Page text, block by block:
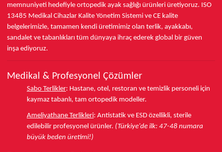
memnuniyeti hedefiyle ortopedik ayak sağlığı ürünleri üretiyoruz. ISO
13485 Medikal Cihazlar Kalite Yönetim Sistemi ve CE kalite
belgelerimizle, tamamen kendi üretimimiz olan terlik, ayakkabı,
sandalet ve tabanlıkları tüm dünyaya ihraç ederek global bir güven
inşa ediyoruz.
Medikal & Profesyonel Çözümler
Sabo Terlikler: Hastane, otel, restoran ve temizlik personeli için
kaymaz tabanlı, tam ortopedik modeller.
Ameliyathane Terlikleri: Antistatik ve ESD özellikli, sterile
edilebilir profesyonel ürünler. (Türkiye'de ilk: 47-48 numara
büyük beden üretimi!)